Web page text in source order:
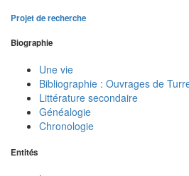
Projet de recherche
Biographie
Une vie
Bibliographie : Ouvrages de
Littérature secondaire
Généalogie
Chronologie
Entités